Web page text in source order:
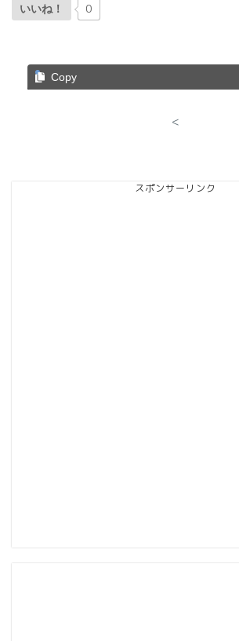
いいね！ 0
Copy
<
スポンサーリンク